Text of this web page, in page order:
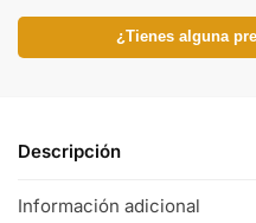
¿Tienes alguna
Descripción
Información adicional